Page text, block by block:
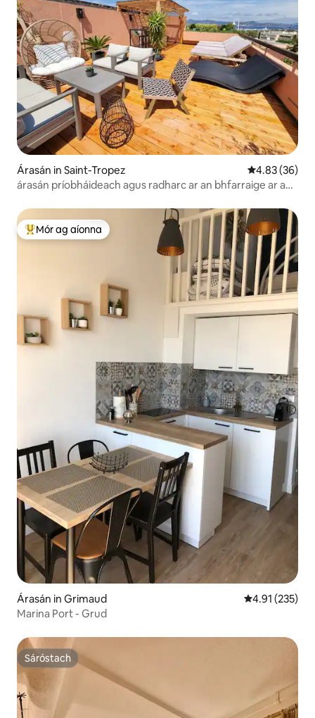
Árasán in Saint-Tropez Meánrátáil
4.83 (36)
árasán príobháideach agus radharc ar an bhfarraige ar an
An-mhór ag aíonna
Mór ag aíonna
Árasán in Grimaud Meánrátáil
4.91 (235)
Marina Port - Grud
Sáróstach
Sáróstach